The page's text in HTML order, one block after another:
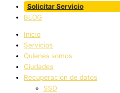
Solicitar Servicio
BLOG
Inicio
Servicios
Quienes somos
Ciudades
Recuperación de datos
SSD